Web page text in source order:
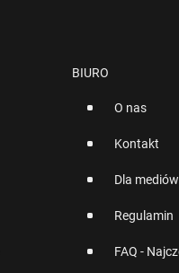
BIURO
O nas
Kontakt
Dla mediów
Regulamin